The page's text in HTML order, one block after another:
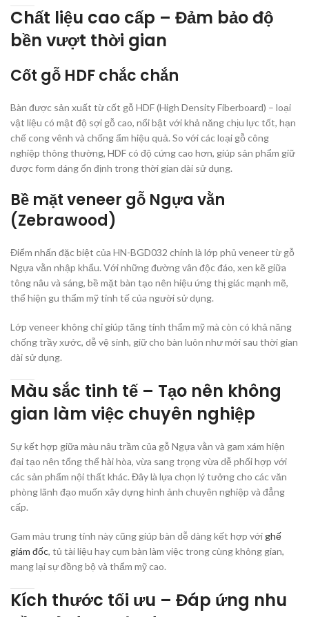
Chất liệu cao cấp – Đảm bảo độ
bền vượt thời gian
Cốt gỗ HDF chắc chắn
Bàn được sản xuất từ cốt gỗ HDF (High Density Fiberboard) – loại
vật liệu có mật độ sợi gỗ cao, nổi bật với khả năng chịu lực tốt, hạn
chế cong vênh và chống ẩm hiệu quả. So với các loại gỗ công
nghiệp thông thường, HDF có độ cứng cao hơn, giúp sản phẩm giữ
được form dáng ổn định trong thời gian dài sử dụng.
Bề mặt veneer gỗ Ngựa vằn
(Zebrawood)
Điểm nhấn đặc biệt của HN-BGD032 chính là lớp phủ veneer từ gỗ
Ngựa vằn nhập khẩu. Với những đường vân độc đáo, xen kẽ giữa
tông nâu và sáng, bề mặt bàn tạo nên hiệu ứng thị giác mạnh mẽ,
thể hiện gu thẩm mỹ tinh tế của người sử dụng.
Lớp veneer không chỉ giúp tăng tính thẩm mỹ mà còn có khả năng
chống trầy xước, dễ vệ sinh, giữ cho bàn luôn như mới sau thời gian
dài sử dụng.
Màu sắc tinh tế – Tạo nên không
gian làm việc chuyên nghiệp
Sự kết hợp giữa màu nâu trầm của gỗ Ngựa vằn và gam xám hiện
đại tạo nên tổng thể hài hòa, vừa sang trọng vừa dễ phối hợp với
các sản phẩm nội thất khác. Đây là lựa chọn lý tưởng cho các văn
phòng lãnh đạo muốn xây dựng hình ảnh chuyên nghiệp và đẳng
cấp.
Gam màu trung tính này cũng giúp bàn dễ dàng kết hợp với ghế
giám đốc, tủ tài liệu hay cụm bàn làm việc trong cùng không gian,
mang lại sự đồng bộ và thẩm mỹ cao.
Kích thước tối ưu – Đáp ứng nhu